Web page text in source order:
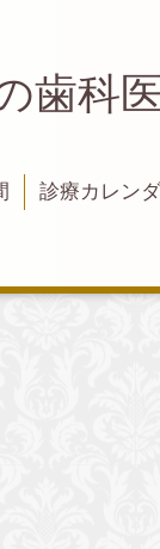
歯科
診療カレン